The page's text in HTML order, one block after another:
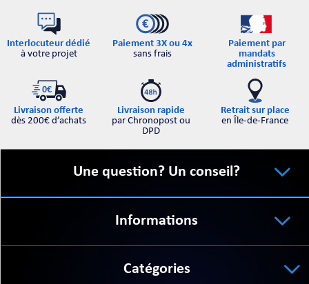
Interlocuteur dédié
à votre projet
Paiement 3X ou 4x
sans frais
Paiement par
mandats
administratifs
Livraison offerte
dès 200€ d’achats
Livraison rapide
par Chronopost ou
DPD
Retrait sur place
en Île-de-France
Une question? Un conseil?
Informations
Catégories